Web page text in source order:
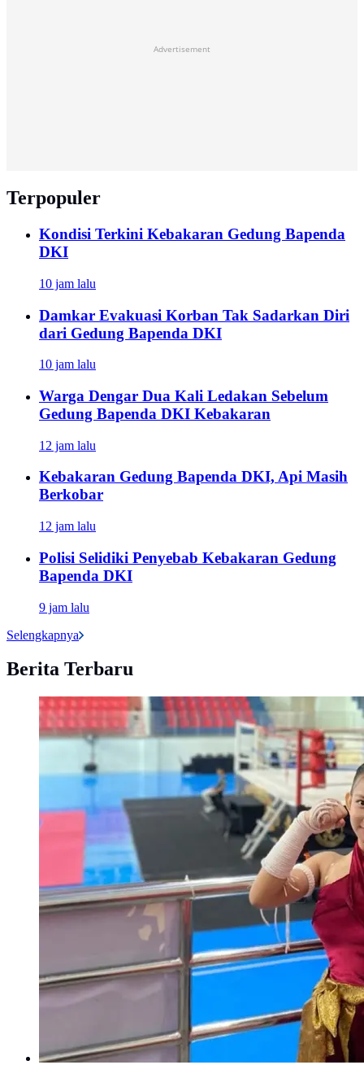
Advertisement
Terpopuler
Kondisi Terkini Kebakaran Gedung Bapenda
DKI
10 jam lalu
Damkar Evakuasi Korban Tak Sadarkan Diri
dari Gedung Bapenda DKI
10 jam lalu
Warga Dengar Dua Kali Ledakan Sebelum
Gedung Bapenda DKI Kebakaran
12 jam lalu
Kebakaran Gedung Bapenda DKI, Api Masih
Berkobar
12 jam lalu
Polisi Selidiki Penyebab Kebakaran Gedung
Bapenda DKI
9 jam lalu
Selengkapnya
Berita Terbaru